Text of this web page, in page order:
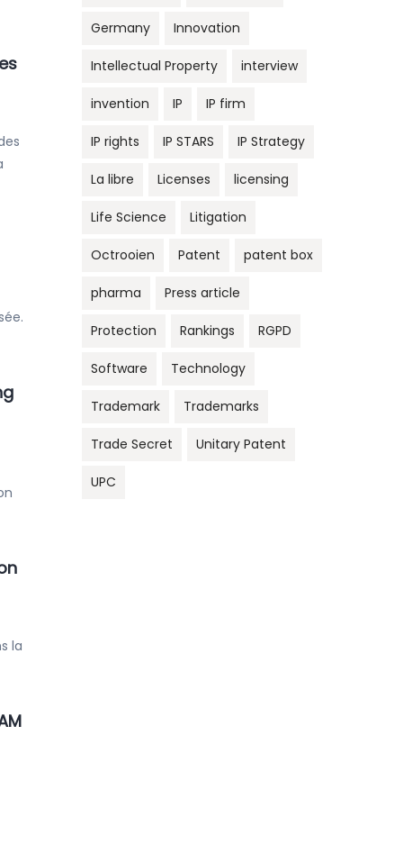
la
Germany Innovation
Intellectual Property interview
invention IP IP firm
IP rights IP STARS IP Strategy
La libre Licenses licensing
Life Science Litigation
Octrooien Patent patent box
pharma Press article
Protection Rankings RGPD
Software Technology
Trademark Trademarks
Trade Secret Unitary Patent
UPC